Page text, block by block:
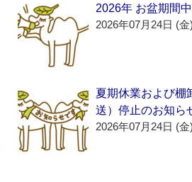
2026年 お盆期間
2026年07月24日 (金)
夏期休業および棚
送）停止のお知ら
2026年07月24日 (金)